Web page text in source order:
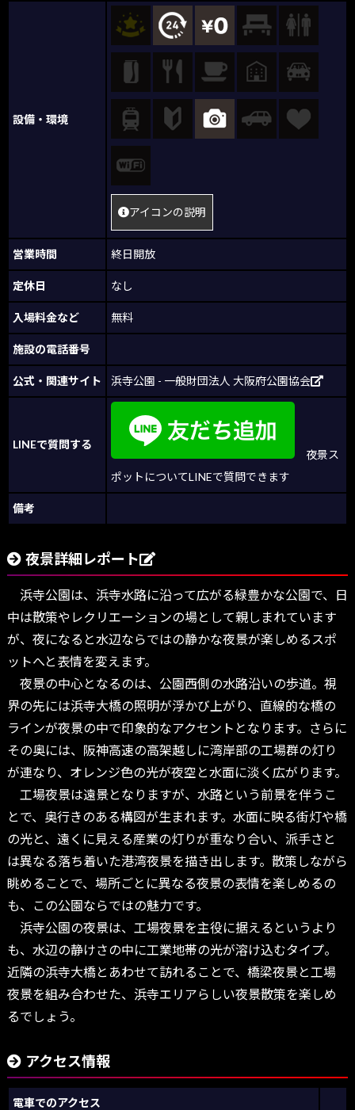
設備・環境
アイコンの説明
営業時間 終日開放
定休日 なし
入場料金など 無料
施設の電話番号
公式・関連サイト 浜寺公園 - 一般財団法人 大阪府公園協会
LINEで質問する
夜景ス
ポットについてLINEで質問できます
備考
夜景詳細レポート
浜寺公園は、浜寺水路に沿って広がる緑豊かな公園で、日
中は散策やレクリエーションの場として親しまれています
が、夜になると水辺ならではの静かな夜景が楽しめるスポ
ットへと表情を変えます。
夜景の中心となるのは、公園西側の水路沿いの歩道。視
界の先には浜寺大橋の照明が浮かび上がり、直線的な橋の
ラインが夜景の中で印象的なアクセントとなります。さらに
その奥には、阪神高速の高架越しに湾岸部の工場群の灯り
が連なり、オレンジ色の光が夜空と水面に淡く広がります。
工場夜景は遠景となりますが、水路という前景を伴うこ
とで、奥行きのある構図が生まれます。水面に映る街灯や橋
の光と、遠くに見える産業の灯りが重なり合い、派手さと
は異なる落ち着いた港湾夜景を描き出します。散策しながら
眺めることで、場所ごとに異なる夜景の表情を楽しめるの
も、この公園ならではの魅力です。
浜寺公園の夜景は、工場夜景を主役に据えるというより
も、水辺の静けさの中に工業地帯の光が溶け込むタイプ。
近隣の浜寺大橋とあわせて訪れることで、橋梁夜景と工場
夜景を組み合わせた、浜寺エリアらしい夜景散策を楽しめ
るでしょう。
アクセス情報
電車でのアクセス